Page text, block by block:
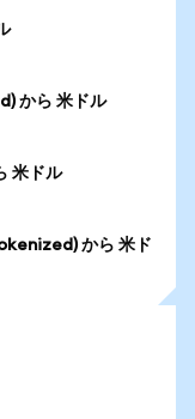
から 米ドル
米ドル
から 米ド